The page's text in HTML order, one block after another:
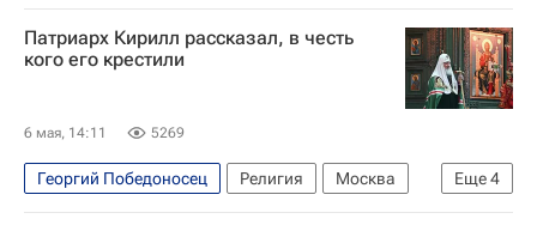
Культура-Важное
Третьяковская галерея
Павел Третьяков
Виктор Васнецов
Патриарх Кирилл рассказал, в честь
кого его крестили
6 мая, 14:11 5269
Еще4
Георгий Победоносец Религия
Москва
Кубинка
Россия